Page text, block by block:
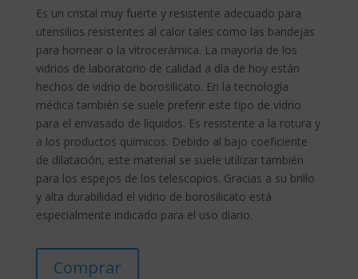
Es un cristal muy fuerte y resistente adecuado para
utensilios resistentes al calor tales como las bandejas
para hornear o la vitrocerámica. La mayoría de los
vidrios de laboratorio de calidad a día de hoy están
hechos de vidrio de borosilicato. En la tecnología
médica también se suele preferir este tipo de vidrio
para el envasado de líquidos. Es resistente a la rotura y
a los productos químicos. Debido al bajo coeficiente
de dilatación, este material se suele utilizar también
para los espejos de los telescopios. Gracias a su brillo
y alta durabilidad el vidrio de borosilicato está
especialmente indicado para el uso diario.
Comprar